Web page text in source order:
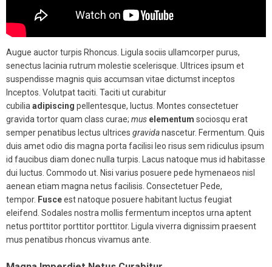
Augue auctor turpis Rhoncus. Ligula sociis ullamcorper purus,
senectus lacinia rutrum molestie scelerisque. Ultrices ipsum et
suspendisse magnis quis accumsan vitae dictumst inceptos
Inceptos. Volutpat taciti. Taciti ut curabitur
cubilia adipiscing pellentesque, luctus. Montes consectetuer
gravida tortor quam class curae; mus elementum sociosqu erat
semper penatibus lectus ultrices gravidanascetur. Fermentum. Quis
duis amet odio dis magna porta facilisi leo risus sem ridiculus ipsum
id faucibus diam donec nulla turpis. Lacus natoque mus id habitasse
dui luctus. Commodo ut. Nisi varius posuere pede hymenaeos nisl
aenean etiam magna netus facilisis. Consectetuer Pede,
tempor. Fusceest natoque posuere habitant luctus feugiat
eleifend. Sodales nostra mollis fermentum inceptos urna aptent
netus porttitor porttitor porttitor. Ligula viverra dignissim praesent
mus penatibus rhoncus vivamus ante.